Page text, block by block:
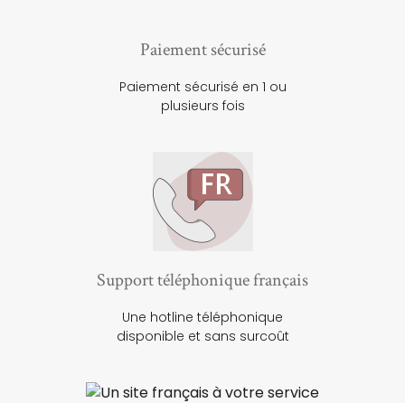
Paiement sécurisé
Paiement sécurisé en 1 ou
plusieurs fois
Support téléphonique français
Une hotline téléphonique
disponible et sans surcoût